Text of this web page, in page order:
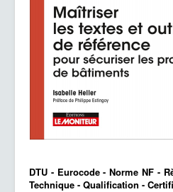
DTU - Eurocode - Norme NF -
Technique - Qualification -